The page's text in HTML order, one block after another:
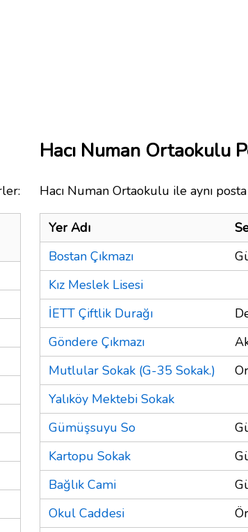
Hacı Numan Ortaokulu
Hacı Numan Ortaokulu ile aynı
Yer Adı
Bostan Çıkmazı
Kız Meslek Lisesi
İETT Çiftlik Durağı
Göndere Çıkmazı
Mutlular Sokak (G-35 Sokak.)
Yalıköy Mektebi Sokak
Gümüşsuyu So
Kartopu Sokak
Bağlık Cami
Okul Caddesi